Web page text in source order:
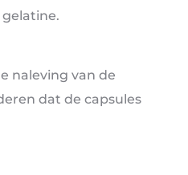
naleving van de
dat de capsules